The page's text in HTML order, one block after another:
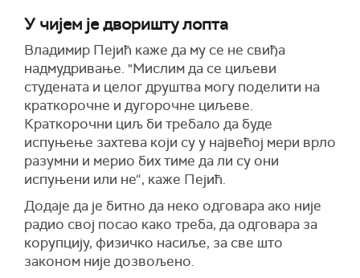
У чијем је дворишту лопта
Владимир Пејић каже да му се не свиђа
надмудривање. "Мислим да се циљеви
студената и целог друштва могу поделити на
краткорочне и дугорочне циљеве.
Краткорочни циљ би требало да буде
испуњење захтева који су у највећој мери врло
разумни и мерио бих тиме да ли су они
испуњени или не“, каже Пејић.
Додаје да је битно да неко одговара ако није
радио свој посао како треба, да одговара за
корупцију, физичко насиље, за све што
законом није дозвољено.